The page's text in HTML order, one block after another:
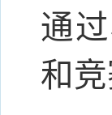
通
和